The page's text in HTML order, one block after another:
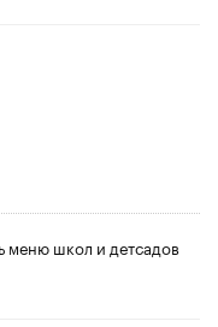
меню школ и детсадов